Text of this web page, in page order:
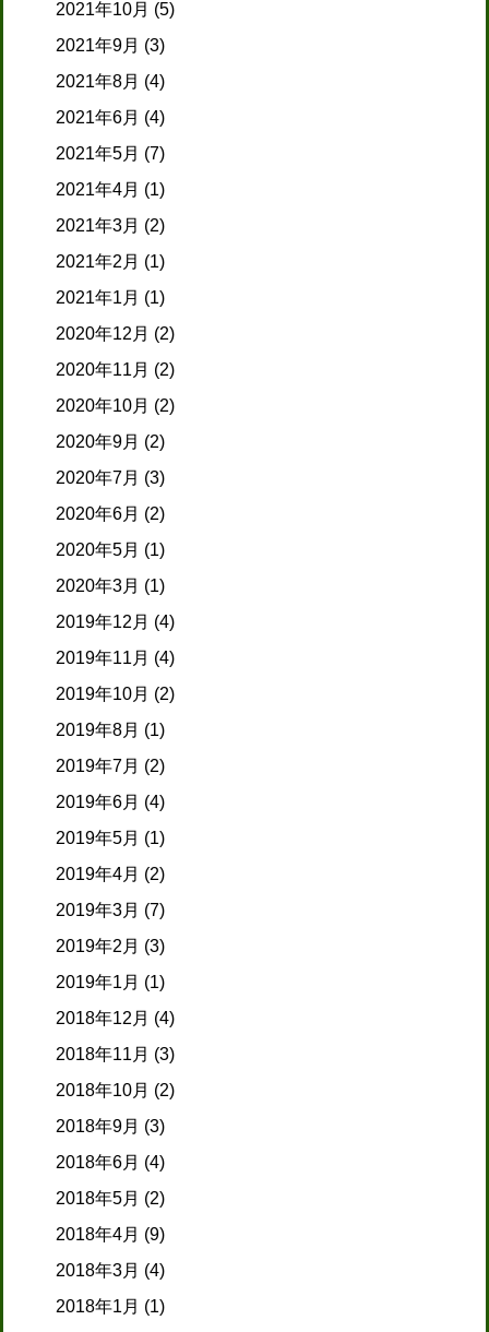
2021年10月 (5)
2021年9月 (3)
2021年8月 (4)
2021年6月 (4)
2021年5月 (7)
2021年4月 (1)
2021年3月 (2)
2021年2月 (1)
2021年1月 (1)
2020年12月 (2)
2020年11月 (2)
2020年10月 (2)
2020年9月 (2)
2020年7月 (3)
2020年6月 (2)
2020年5月 (1)
2020年3月 (1)
2019年12月 (4)
2019年11月 (4)
2019年10月 (2)
2019年8月 (1)
2019年7月 (2)
2019年6月 (4)
2019年5月 (1)
2019年4月 (2)
2019年3月 (7)
2019年2月 (3)
2019年1月 (1)
2018年12月 (4)
2018年11月 (3)
2018年10月 (2)
2018年9月 (3)
2018年6月 (4)
2018年5月 (2)
2018年4月 (9)
2018年3月 (4)
2018年1月 (1)